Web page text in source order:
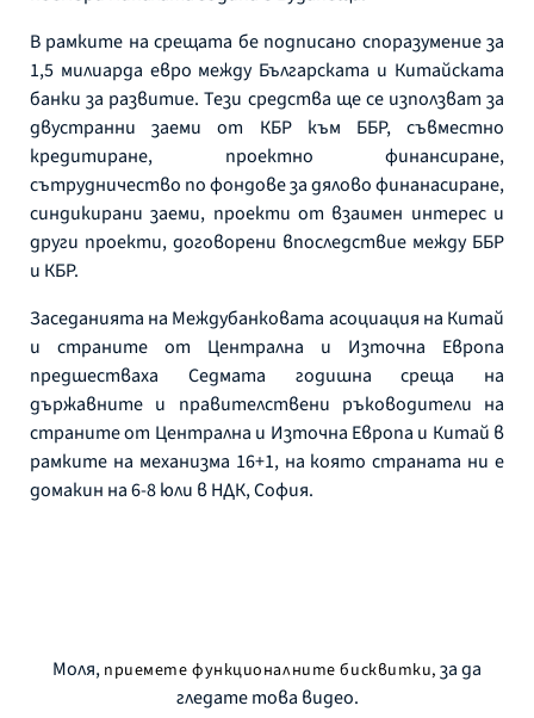
В рамките на срещата бе подписано споразумение за
1,5 милиарда евро между Българската и Китайската
банки за развитие. Тези средства ще се използват за
двустранни заеми от КБР към ББР, съвместно
кредитиране, проектно финансиране,
сътрудничество по фондове за дялово финанасиране,
синдикирани заеми, проекти от взаимен интерес и
други проекти, договорени впоследствие между ББР
и КБР.
Заседанията на Междубанковата асоциация на Китай
и страните от Централна и Източна Европа
предшестваха Седмата годишна среща на
държавните и правителствени ръководители на
страните от Централна и Източна Европа и Китай в
рамките на механизма 16+1, на която страната ни е
домакин на 6-8 юли в НДК, София.
Моля, приемете функционалните бисквитки, за да
гледате това видео.